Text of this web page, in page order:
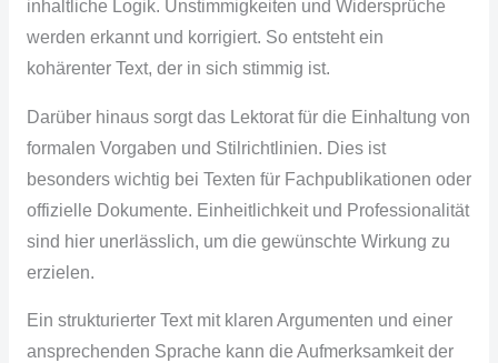
inhaltliche Logik. Unstimmigkeiten und Widersprüche
werden erkannt und korrigiert. So entsteht ein
kohärenter Text, der in sich stimmig ist.
Darüber hinaus sorgt das Lektorat für die Einhaltung von
formalen Vorgaben und Stilrichtlinien. Dies ist
besonders wichtig bei Texten für Fachpublikationen oder
offizielle Dokumente. Einheitlichkeit und Professionalität
sind hier unerlässlich, um die gewünschte Wirkung zu
erzielen.
Ein strukturierter Text mit klaren Argumenten und einer
ansprechenden Sprache kann die Aufmerksamkeit der